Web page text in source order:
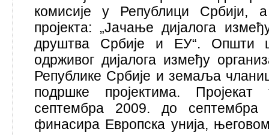
комисије у Републици Србији,
пројекта: „Јачање дијалога
друштва Србије и ЕУ“. Општи
одрживог дијалога између
Републике Србије и земаља
подршке пројектима.
септембра 2009. до септембра
финасира Европска унија,